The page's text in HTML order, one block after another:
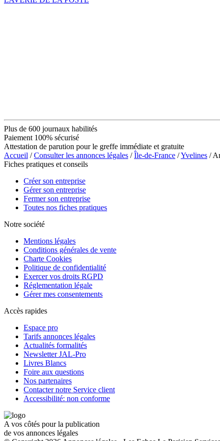
Plus de 600 journaux habilités
Paiement 100% sécurisé
Attestation de parution pour le greffe immédiate et gratuite
Accueil /Consulter les annonces légales /Île-de-France /Yvelines /
Fiches pratiques et conseils
Créer son entreprise
Gérer son entreprise
Fermer son entreprise
Toutes nos fiches pratiques
Notre société
Mentions légales
Conditions générales de vente
Charte Cookies
Politique de confidentialité
Exercer vos droits RGPD
Réglementation légale
Gérer mes consentements
Accès rapides
Espace pro
Tarifs annonces légales
Actualités formalités
Newsletter JAL-Pro
Livres Blancs
Foire aux questions
Nos partenaires
Contacter notre Service client
Accessibilité: non conforme
A vos côtés pour la publication
de vos annonces légales